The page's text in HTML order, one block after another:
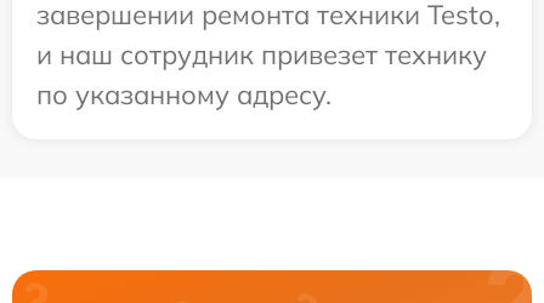
завершении ремонта техники Testo,
и наш сотрудник привезет технику
по указанному адресу.